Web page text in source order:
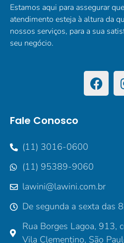
Estamos aqui para assegurar
atendimento esteja à altura da
nossos serviços, para a sua
seu negócio.
Fale Conosco
(11) 3016-0600
(11) 95389-9060
lawini@lawini.com.br
De segunda a sexta das
Rua Borges Lagoa, 913,
Vila Clementino, São